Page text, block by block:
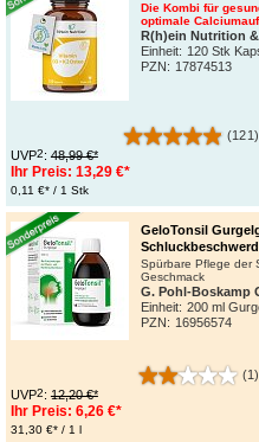
Die Kombi für
optimale
R(h)ein Nutrition
Einheit: 120 Stk
PZN : 17874513
(121)
UVP2: 48,99 €*
Ihr Preis: 13,29 €*
0,11 €* / 1 Stk
GeloTonsil
Spürbare Pflege der
Geschmack
G. Pohl-Boskamp
Einheit: 200 ml
PZN : 16956574
(1)
UVP2: 12,20 €*
Ihr Preis: 6,26 €*
31,30 €* / 1 l